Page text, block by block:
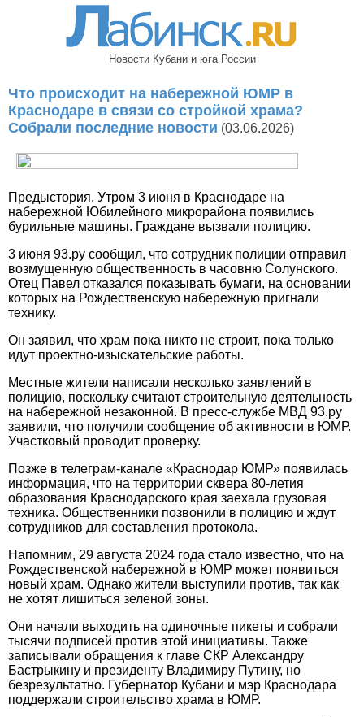
Новости Кубани и юга России
Что происходит на набережной ЮМР в
Краснодаре в связи со стройкой храма?
Собрали последние новости (03.06.2026)
Предыстория. Утром 3 июня в Краснодаре на
набережной Юбилейного микрорайона появились
бурильные машины. Граждане вызвали полицию.
3 июня 93.ру сообщил, что сотрудник полиции отправил
возмущенную общественность в часовню Солунского.
Отец Павел отказался показывать бумаги, на основании
которых на Рождественскую набережную пригнали
технику.
Он заявил, что храм пока никто не строит, пока только
идут проектно-изыскательские работы.
Местные жители написали несколько заявлений в
полицию, поскольку считают строительную деятельность
на набережной незаконной. В пресс-службе МВД 93.ру
заявили, что получили сообщение об активности в ЮМР.
Участковый проводит проверку.
Позже в телеграм-канале «Краснодар ЮМР» появилась
информация, что на территории сквера 80-летия
образования Краснодарского края заехала грузовая
техника. Общественники позвонили в полицию и ждут
сотрудников для составления протокола.
Напомним, 29 августа 2024 года стало известно, что на
Рождественской набережной в ЮМР может появиться
новый храм. Однако жители выступили против, так как
не хотят лишиться зеленой зоны.
Они начали выходить на одиночные пикеты и собрали
тысячи подписей против этой инициативы. Также
записывали обращения к главе СКР Александру
Бастрыкину и президенту Владимиру Путину, но
безрезультатно. Губернатор Кубани и мэр Краснодара
поддержали строительство храма в ЮМР.